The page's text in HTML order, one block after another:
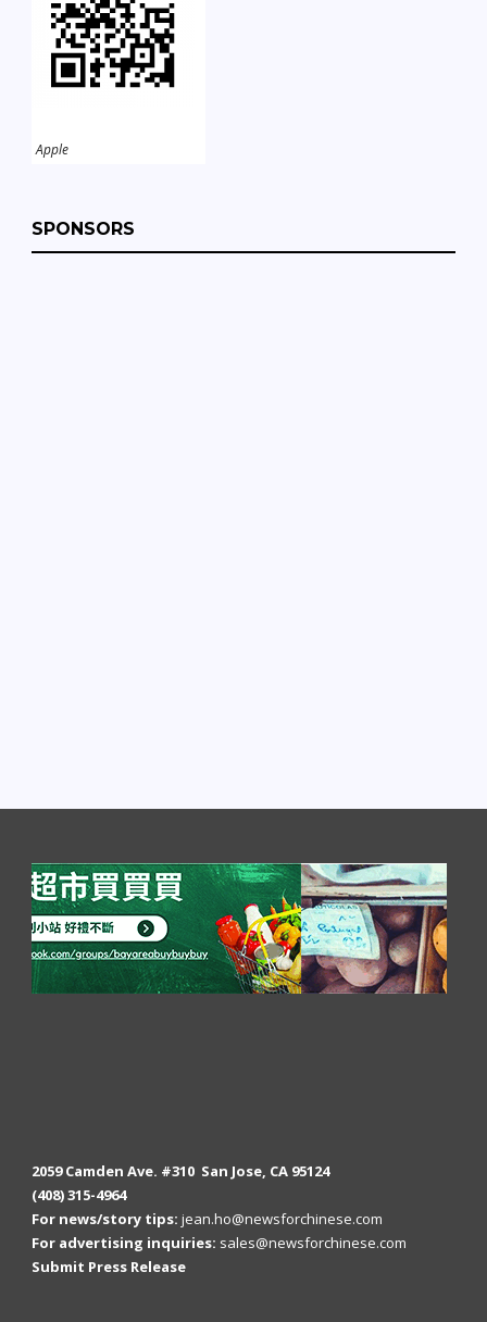
Apple
SPONSORS
2059 Camden Ave. #310 San Jose, CA 95124
(408) 315-4964
For news/story tips: jean.ho@newsforchinese.com
For advertising inquiries: sales@newsforchinese.com
Submit Press Release